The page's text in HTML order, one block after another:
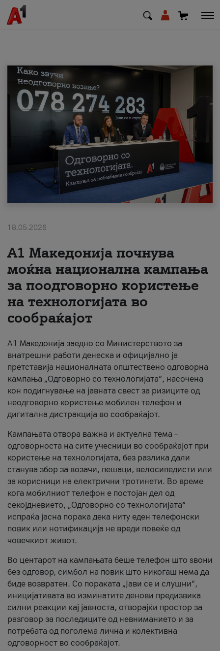
МК EN SQ
Деловни
Поддршка
Надополни кредит
#ПодобарОнлајн
18.05.2026
A1 Македонија почнува
моќна национална кампања
за поодговорно користење
на технологијата во
сообраќајот
A1 Македонија заедно со Министерството за
внатрешни работи денеска и официјално ја
претставија националната општествено одговорна
кампања „Одговорно со технологијата“, насочена
кон подигнување на јавната свест за ризиците од
неодговорно користење мобилен телефон и
дигитална дистракција во сообраќајот.
Кампањата отвора важна и актуелна тема –
одговорноста на сите учесници во сообраќајот при
користење на технологијата, без разлика дали
станува збор за возачи, пешаци, велосипедисти или
за корисници на електрични тротинети. Во време
кога мобилниот телефон е постојан дел од
секојдневието, „Одговорно со технологијата“
испраќа јасна порака дека ниту еден телефонски
повик или нотификација не вреди повеќе од
човечкиот живот.
Во центарот на кампањата беше телефон што ѕвони
без одговор, симбол на повик што никогаш нема да
биде возвратен. Со пораката „Јави се и слушни“,
иницијативата во изминатите денови предизвика
силни реакции кај јавноста, отворајќи простор за
разговор за последиците од невниманието и за
потребата од поголема лична и колективна
одговорност во сообраќајот.